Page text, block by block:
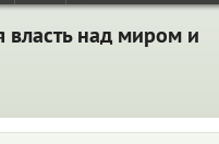
власть над миром и